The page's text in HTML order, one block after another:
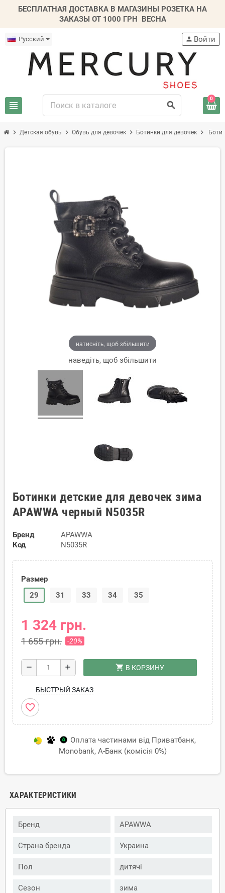
БЕСПЛАТНАЯ ДОСТАВКА В МАГАЗИНЫ РОЗЕТКА НА
ЗАКАЗЫ ОТ 1000 ГРН ВЕСНА
Русский
view_headline search
person Войти
0
chevron_right Детская обувь chevron_right Обувь для девочек chevron_right Ботинки для девочек chevron_right
натисніть, щоб збільшити
наведіть, щоб збільшити
Ботинки детские для девочек зима
APAWWA черный N5035R
Бренд
APAWWA
Код
N5035R
Размер
29
31 33 34 35
1 324 грн.
1 655 грн. -20%
remove add shopping_cart В КОРЗИНУ
БЫСТРЫЙ ЗАКАЗ
favorite_border
Оплата частинами від Приватбанк,
Monobank, А-Банк (комісія 0%)
ХАРАКТЕРИСТИКИ
Бренд APAWWA
Страна бренда Украина
Пол дитячі
Сезон зима